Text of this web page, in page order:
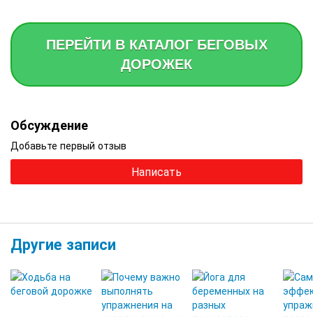
ПЕРЕЙТИ В КАТАЛОГ БЕГОВЫХ
ДОРОЖЕК
Обсуждение
Добавьте первый отзыв
Написать
Другие записи